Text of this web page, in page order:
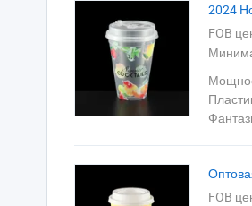
2024
FOB
FOB